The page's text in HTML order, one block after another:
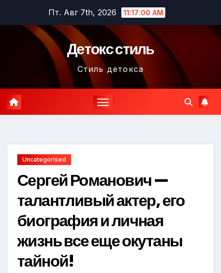
содержимому
Пт. Авг 7th, 2026 11:17:01 AM
Детокс стиль
Стиль детокса
Uncategorised
Сергей Романович —
талантливый актер, его
биография и личная
жизнь все еще окутаны
тайной!